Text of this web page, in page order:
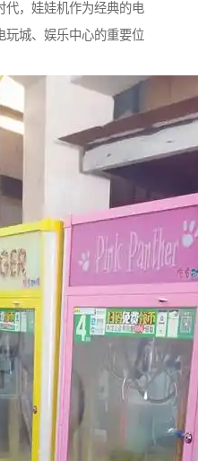
代，娃娃机作为经典的电
玩城、娱乐中心的重要位